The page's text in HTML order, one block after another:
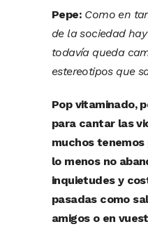
Pepe: Como en
de la sociedad
todavía queda
estereotipos que
Pop vitaminado,
para cantar las
muchos
lo menos no
inquietudes y
pasadas como
amigos o en